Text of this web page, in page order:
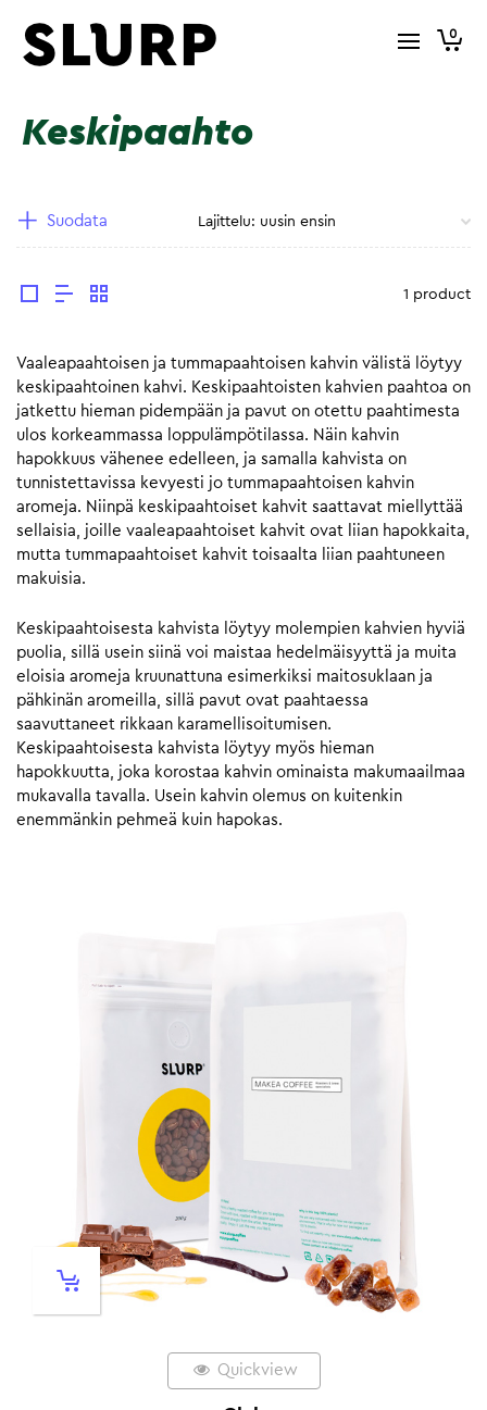
0
Keskipaahto
Suodata
1 product
Vaaleapaahtoisen ja tummapaahtoisen kahvin välistä löytyy
keskipaahtoinen kahvi. Keskipaahtoisten kahvien paahtoa on
jatkettu hieman pidempään ja pavut on otettu paahtimesta
ulos korkeammassa loppulämpötilassa. Näin kahvin
hapokkuus vähenee edelleen, ja samalla kahvista on
tunnistettavissa kevyesti jo tummapaahtoisen kahvin
aromeja. Niinpä keskipaahtoiset kahvit saattavat miellyttää
sellaisia, joille vaaleapaahtoiset kahvit ovat liian hapokkaita,
mutta tummapaahtoiset kahvit toisaalta liian paahtuneen
makuisia.
Keskipaahtoisesta kahvista löytyy molempien kahvien hyviä
puolia, sillä usein siinä voi maistaa hedelmäisyyttä ja muita
eloisia aromeja kruunattuna esimerkiksi maitosuklaan ja
pähkinän aromeilla, sillä pavut ovat paahtaessa
saavuttaneet rikkaan karamellisoitumisen.
Keskipaahtoisesta kahvista löytyy myös hieman
hapokkuutta, joka korostaa kahvin ominaista makumaailmaa
mukavalla tavalla. Usein kahvin olemus on kuitenkin
enemmänkin pehmeä kuin hapokas.
Quickview